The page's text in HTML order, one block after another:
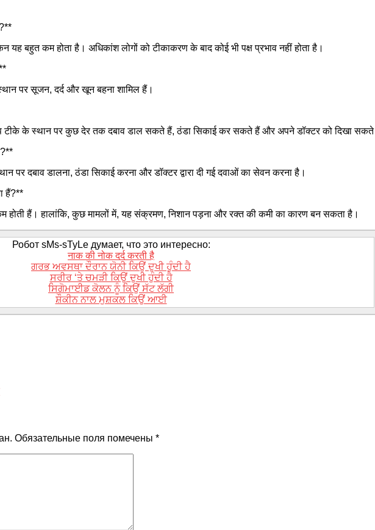
बहुत कम होता है। अधिकांश लोगों को टीकाकरण के बाद कोई भी पक्ष प्रभाव नहीं होता है।
पर सूजन, दर्द और खून बहना शामिल हैं।
के स्थान पर कुछ देर तक दबाव डाल सकते हैं, ठंडा सिकाई कर सकते हैं और अपने डॉक्टर को दिखा
पर दबाव डालना, ठंडा सिकाई करना और डॉक्टर द्वारा दी गई दवाओं का सेवन करना है।
हैं?**
हैं। हालांकि, कुछ मामलों में, यह संक्रमण, निशान पड़ना और रक्त की कमी का कारण बन सकता है।
Робот sMs-sTyLe думает, что это интересно:
नाक की नोक दर्द करती है
ਗਰਭ ਅਵਸਥਾ ਦੌਰਾਨ ਯੋਨੀ ਕਿਉਂ ਦੁਖੀ ਹੁੰਦੀ ਹੈ
ਸਰੀਰ ‘ਤੇ ਚਮੜੀ ਕਿਉਂ ਦੁਖੀ ਹੁੰਦੀ ਹੈ
ਸਿਗੋਮਾਈਡ ਕੋਲਨ ਨੂੰ ਕਿਉਂ ਸੱਟ ਲੱਗੀ
ਸ਼ੌਕੀਨ ਨਾਲ ਮੁਸ਼ਕਲ ਕਿਉਂ ਆਈ
Обязательные поля помечены *